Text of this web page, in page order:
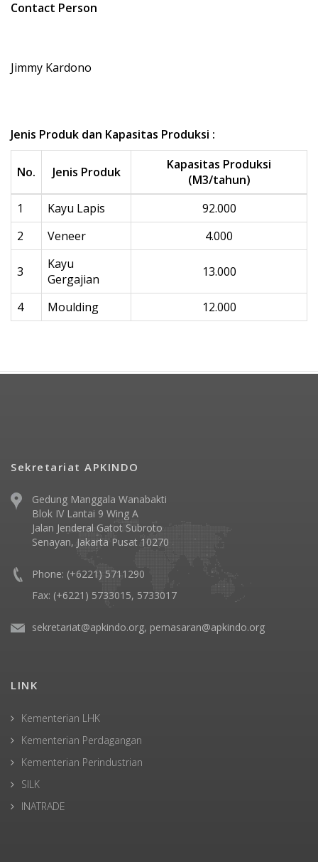
Contact Person
Jimmy Kardono
Jenis Produk dan Kapasitas Produksi :
No. Jenis Produk
Kapasitas Produksi
(M3/tahun)
1
Kayu Lapis
92.000
2
Veneer 4.000
3
Kayu
Gergajian
13.000
4 Moulding 12.000
Sekretariat APKINDO
Gedung Manggala Wanabakti
Blok IV Lantai 9 Wing A
Jalan Jenderal Gatot Subroto
Senayan, Jakarta Pusat 10270
Phone: (+6221) 5711290
Fax: (+6221) 5733015, 5733017
sekretariat@apkindo.org, pemasaran@apkindo.org
LINK
Kementerian LHK
Kementerian Perdagangan
Kementerian Perindustrian
SILK
INATRADE